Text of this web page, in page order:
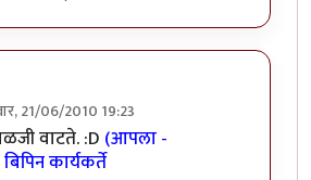
21/06/2010 19:23
वाटते. :D (आपला -
कार्यकर्ते